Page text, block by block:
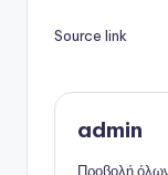
Source link
admin
Προβολή